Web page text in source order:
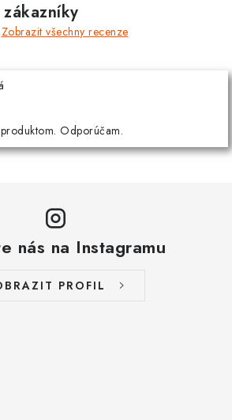
Zobrazit všechny recenze
Odporúčam.
nás na Instagramu
PROFIL